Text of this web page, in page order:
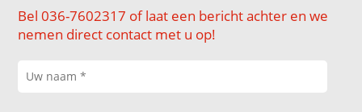
Bel 036-7602317 of laat een bericht achter en we
nemen direct contact met u op!